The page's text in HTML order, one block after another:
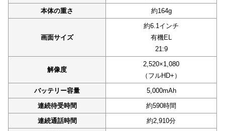
本体の重さ
約164g
画面サイズ
約6.1インチ
有機EL
21:9
解像度
2,520×1,080
（フルHD+）
バッテリー容量
5,000mAh
連続待受時間
約590時間
連続通話時間
約2,910分